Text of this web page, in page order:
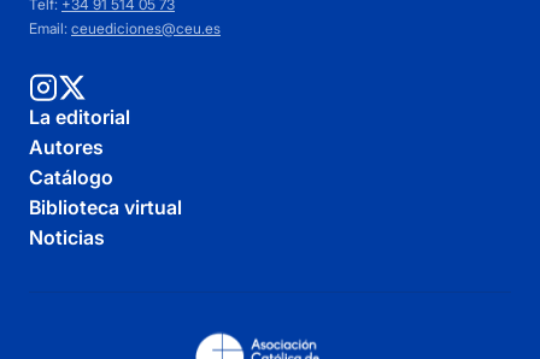
Telf: +34 91 514 05 73
Email: ceuediciones@ceu.es
La editorial
Autores
Catálogo
Biblioteca virtual
Noticias